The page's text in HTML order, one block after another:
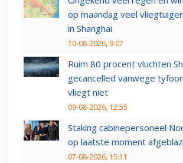
op maandag veel
in Shanghai
10-08-2026, 9:07
Ruim 80 procent vluchten
gecancelled vanwege
vliegt niet
09-08-2026, 12:55
Staking cabinepersoneel
op laatste moment
07-08-2026, 15:11